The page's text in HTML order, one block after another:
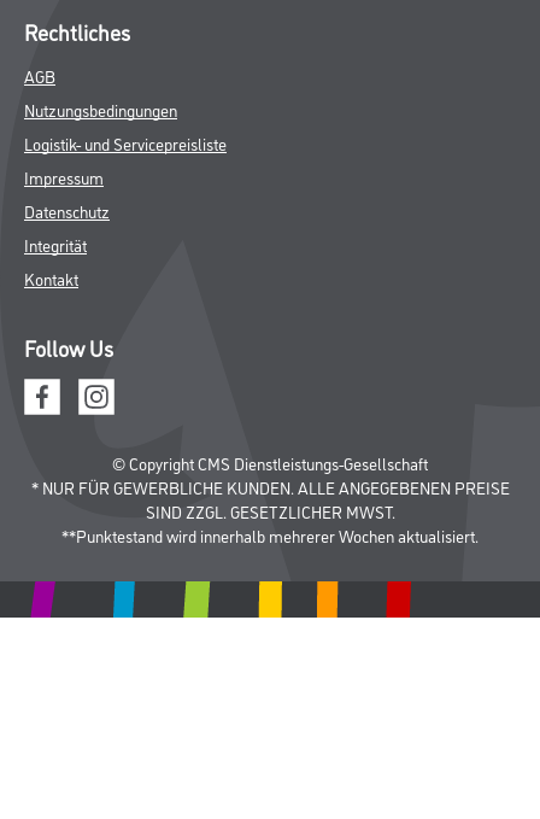
Rechtliches
AGB
Nutzungsbedingungen
Logistik- und Servicepreisliste
Impressum
Datenschutz
Integrität
Kontakt
Follow Us
© Copyright CMS Dienstleistungs-Gesellschaft
* NUR FÜR GEWERBLICHE KUNDEN. ALLE ANGEGEBENEN PREISE
SIND ZZGL. GESETZLICHER MWST.
**Punktestand wird innerhalb mehrerer Wochen aktualisiert.